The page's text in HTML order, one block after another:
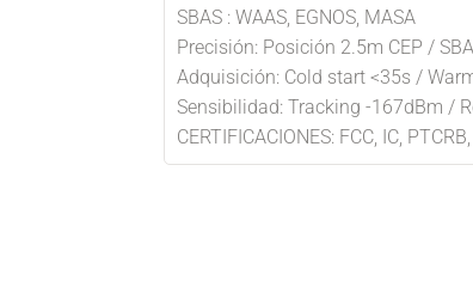
SBAS : WAAS, EGNOS, MASA
Precisión: Posición 2.5m CEP /
Adquisición: Cold start <35s /
Sensibilidad: Tracking -167dBm /
CERTIFICACIONES: FCC, IC,